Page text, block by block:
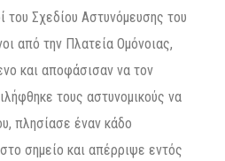
του Σχεδίου Αστυνόμευσης του
από την Πλατεία Ομόνοιας,
και αποφάσισαν να τον
τους αστυνομικούς να
πλησίασε έναν κάδο
σημείο και απέρριψε εντός